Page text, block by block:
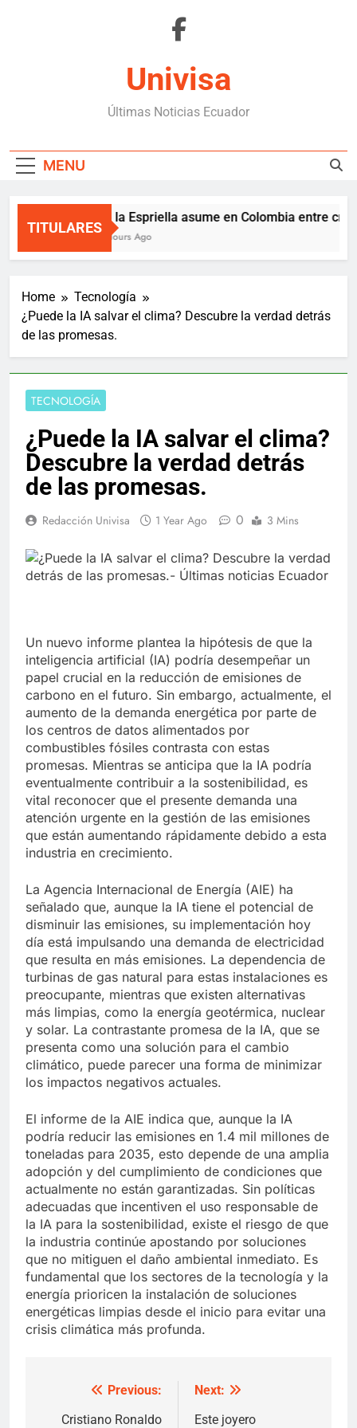
Univisa
Últimas Noticias Ecuador
MENU
TITULARES
De la Espriella asume en Colombia entre
2 Hours Ago
Home
Tecnología
¿Puede la IA salvar el clima? Descubre la verdad detrás
de las promesas.
TECNOLOGÍA
¿Puede la IA salvar el clima?
Descubre la verdad detrás
de las promesas.
Redacción Univisa 1 Year Ago 0 3 Mins
Un nuevo informe plantea la hipótesis de que la
inteligencia artificial (IA) podría desempeñar un
papel crucial en la reducción de emisiones de
carbono en el futuro. Sin embargo, actualmente, el
aumento de la demanda energética por parte de
los centros de datos alimentados por
combustibles fósiles contrasta con estas
promesas. Mientras se anticipa que la IA podría
eventualmente contribuir a la sostenibilidad, es
vital reconocer que el presente demanda una
atención urgente en la gestión de las emisiones
que están aumentando rápidamente debido a esta
industria en crecimiento.
La Agencia Internacional de Energía (AIE) ha
señalado que, aunque la IA tiene el potencial de
disminuir las emisiones, su implementación hoy
día está impulsando una demanda de electricidad
que resulta en más emisiones. La dependencia de
turbinas de gas natural para estas instalaciones es
preocupante, mientras que existen alternativas
más limpias, como la energía geotérmica, nuclear
y solar. La contrastante promesa de la IA, que se
presenta como una solución para el cambio
climático, puede parecer una forma de minimizar
los impactos negativos actuales.
El informe de la AIE indica que, aunque la IA
podría reducir las emisiones en 1.4 mil millones de
toneladas para 2035, esto depende de una amplia
adopción y del cumplimiento de condiciones que
actualmente no están garantizadas. Sin políticas
adecuadas que incentiven el uso responsable de
la IA para la sostenibilidad, existe el riesgo de que
la industria continúe apostando por soluciones
que no mitiguen el daño ambiental inmediato. Es
fundamental que los sectores de la tecnología y la
energía prioricen la instalación de soluciones
energéticas limpias desde el inicio para evitar una
crisis climática más profunda.
navigation
Previous:
Cristiano Ronaldo
Next:
Este joyero